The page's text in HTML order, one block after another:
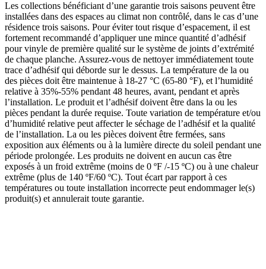
Les collections bénéficiant d’une garantie trois saisons peuvent être
installées dans des espaces au climat non contrôlé, dans le cas d’une
résidence trois saisons. Pour éviter tout risque d’espacement, il est
fortement recommandé d’appliquer une mince quantité d’adhésif
pour vinyle de première qualité sur le système de joints d’extrémité
de chaque planche. Assurez-vous de nettoyer immédiatement toute
trace d’adhésif qui déborde sur le dessus. La température de la ou
des pièces doit être maintenue à 18-27 °C (65-80 °F), et l’humidité
relative à 35%-55% pendant 48 heures, avant, pendant et après
l’installation. Le produit et l’adhésif doivent être dans la ou les
pièces pendant la durée requise. Toute variation de température et/ou
d’humidité relative peut affecter le séchage de l’adhésif et la qualité
de l’installation. La ou les pièces doivent être fermées, sans
exposition aux éléments ou à la lumière directe du soleil pendant une
période prolongée. Les produits ne doivent en aucun cas être
exposés à un froid extrême (moins de 0 ºF /-15 ºC) ou à une chaleur
extrême (plus de 140 ºF/60 ºC). Tout écart par rapport à ces
températures ou toute installation incorrecte peut endommager le(s)
produit(s) et annulerait toute garantie.